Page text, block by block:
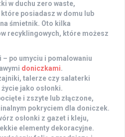
w duchu zero waste,
posiadasz w domu lub
śmietnik. Oto kilka
recyklingowych, które możesz
– po umyciu i pomalowaniu
doniczkami.
talerze czy salaterki
jako osłonki.
i zszyte lub złączone,
pokryciem dla doniczek.
osłonki z gazet i kleju,
elementy dekoracyjne.